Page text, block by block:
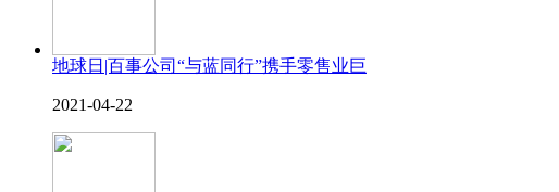
地球日|百事公司“与蓝同行”携手零售业巨
2021-04-22